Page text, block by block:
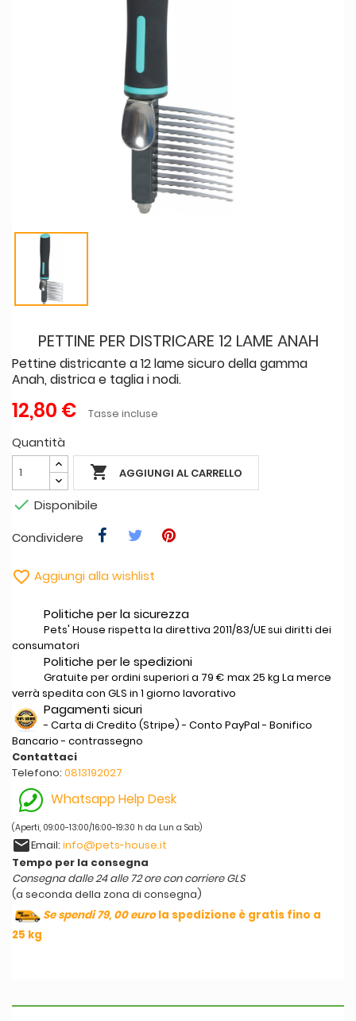
PETTINE PER DISTRICARE 12 LAME ANAH
Pettine districante a 12 lame sicuro della gamma
Anah, districa e taglia i nodi.
12,80 € Tasse incluse
Quantità
 AGGIUNGI AL CARRELLO
 Disponibile
Condividere
 Aggiungi alla wishlist
Politiche per la sicurezza
Pets' House rispetta la direttiva 2011/83/UE sui diritti dei
consumatori
Politiche per le spedizioni
Gratuite per ordini superiori a 79 € max 25 kg La merce
verrà spedita con GLS in 1 giorno lavorativo
Pagamenti sicuri
- Carta di Credito (Stripe) - Conto PayPal - Bonifico
Bancario - contrassegno
Contattaci
Telefono: 0813192027
Whatsapp Help Desk
(Aperti, 09:00-13:00/16:00-19:30 h da Lun a Sab)
emailEmail: info@pets-house.it
Tempo per la consegna
Consegna dalle 24 alle 72 ore con corriere GLS
(a seconda della zona di consegna)
Se spendi 79, 00 eurola spedizione è gratis fino a
25 kg